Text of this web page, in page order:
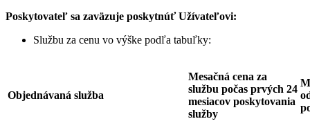
Poskytovateľ sa zaväzuje poskytnúť Užívateľovi:
Službu za cenu vo výške podľa tabuľky:
Objednávaná služba
Mesačná cena za
službu počas prvých 24
mesiacov poskytovania
služby